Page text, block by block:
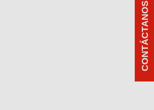
CONTÁCTANOS